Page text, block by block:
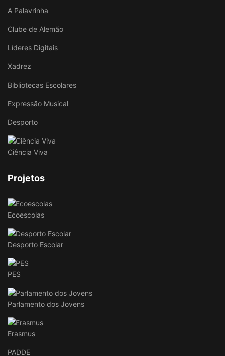
A Palavrinha
Clube de Alemão
Líderes Digitais
Xadrez
Bibliotecas Escolares
Expressão Musical
Desporto
Ciência Viva
Projetos
Ecoescolas
Desporto Escolar
PES
Parlamento dos Jovens
Erasmus
PADDE